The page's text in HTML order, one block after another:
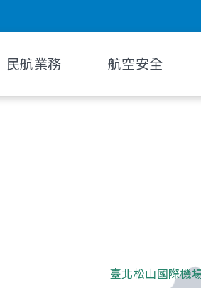
民航業務 航空安全
臺北松山國際機